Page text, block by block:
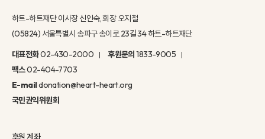
하트-하트재단 이사장 신인숙, 회장 오지철
(05824) 서울특별시 송파구 송이로 23길 34 하트-하트재단
대표전화02-430-2000 후원문의1833-9005
팩스02-404-7703
E-maildonation@heart-heart.org
국민권익위원회
후원 계좌